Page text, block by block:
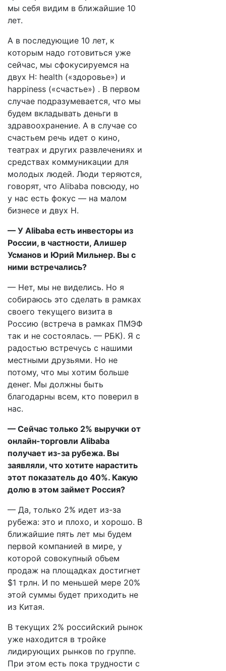
мы себя видим в ближайшие 10
лет.
А в последующие 10 лет, к
которым надо готовиться уже
сейчас, мы сфокусируемся на
двух H: health («здоровье») и
happiness («счастье») . В первом
случае подразумевается, что мы
будем вкладывать деньги в
здравоохранение. А в случае со
счастьем речь идет о кино,
театрах и других развлечениях и
средствах коммуникации для
молодых людей. Люди теряются,
говорят, что Alibaba повсюду, но
у нас есть фокус — на малом
бизнесе и двух H.
— У Alibaba есть инвесторы из
России, в частности, Алишер
Усманов и Юрий Мильнер. Вы с
ними встречались?
— Нет, мы не виделись. Но я
собираюсь это сделать в рамках
своего текущего визита в
Россию (встреча в рамках ПМЭФ
так и не состоялась. — РБК). Я с
радостью встречусь с нашими
местными друзьями. Но не
потому, что мы хотим больше
денег. Мы должны быть
благодарны всем, кто поверил в
нас.
— Сейчас только 2% выручки от
онлайн-торговли Alibaba
получает из-за рубежа. Вы
заявляли, что хотите нарастить
этот показатель до 40%. Какую
долю в этом займет Россия?
— Да, только 2% идет из-за
рубежа: это и плохо, и хорошо. В
ближайшие пять лет мы будем
первой компанией в мире, у
которой совокупный объем
продаж на площадках достигнет
$1 трлн. И по меньшей мере 20%
этой суммы будет приходить не
из Китая.
В текущих 2% российский рынок
уже находится в тройке
лидирующих рынков по группе.
При этом есть пока трудности с